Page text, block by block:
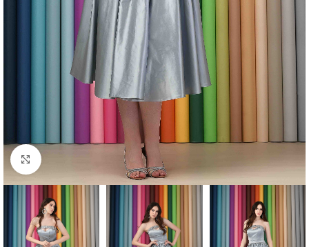
Click to enlarge